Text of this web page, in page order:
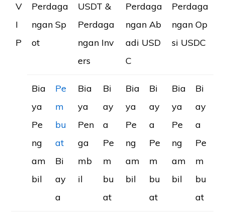
V
I
P
Perdaga
ngan Sp
ot
USDT &
Perdaga
ngan Inv
ers
Perdaga
ngan Ab
adi USD
C
Perdaga
ngan Op
si USDC
Bia
ya
Pe
ng
am
bil
Pe
m
bu
at
Bi
ay
a
Bia
ya
Pen
ga
mb
il
Bi
ay
a
Pe
m
bu
at
Bia
ya
Pe
ng
am
bil
Bi
ay
a
Pe
m
bu
at
Bia
ya
Pe
ng
am
bil
Bi
ay
a
Pe
m
bu
at